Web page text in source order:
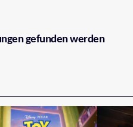
gefunden werden